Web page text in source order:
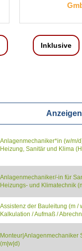
GmbH
Inklusive
Anlagenmechaniker*in (w/m/
Heizung, Sanitär und Klima
Anlagenmechaniker/-in für
Heizungs- und Klimatechnik
Assistenz der Bauleitung (m /
Kalkulation / Aufmaß /
Monteur|Anlagenmechaniker
(m|w|d)